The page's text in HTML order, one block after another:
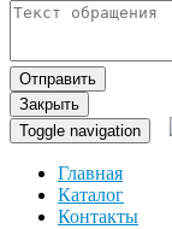
Отправить
Закрыть
Toggle navigation
Главная
Каталог
Контакты